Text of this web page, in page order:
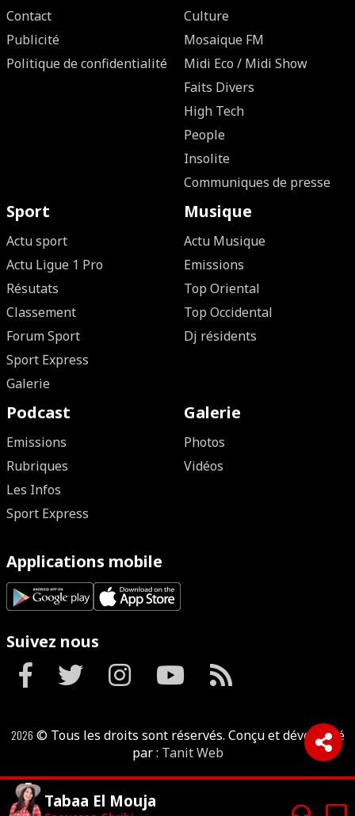
Contact
Publicité
Politique de confidentialité
Culture
Mosaique FM
Midi Eco / Midi Show
Faits Divers
High Tech
People
Insolite
Communiques de presse
Sport
Actu sport
Actu Ligue 1 Pro
Résutats
Classement
Forum Sport
Sport Express
Galerie
Musique
Actu Musique
Emissions
Top Oriental
Top Occidental
Dj résidents
Podcast
Emissions
Rubriques
Les Infos
Sport Express
Galerie
Photos
Vidéos
Applications mobile
Suivez nous
2026 © Tous les droits sont réservés. Conçu et développé
par : Tanit Web
Tabaa El Mouja